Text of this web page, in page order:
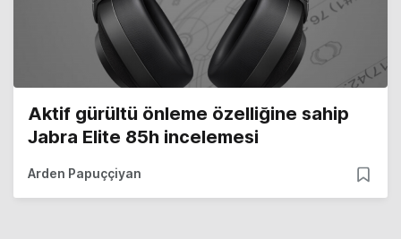
Aktif gürültü önleme özelliğine sahip
Jabra Elite 85h incelemesi
Arden Papuççiyan